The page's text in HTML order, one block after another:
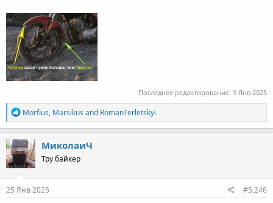
Последнее редактирование: 9 Янв 2025
R
e
a
c
t
i
o
n
s
Morfius, Marsikus and RomanTerletskyi
МиколаиЧ
Тру байкер
25 Янв 2025 #5,246